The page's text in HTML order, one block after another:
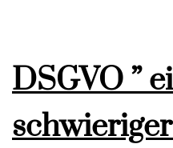
DSGVO ”